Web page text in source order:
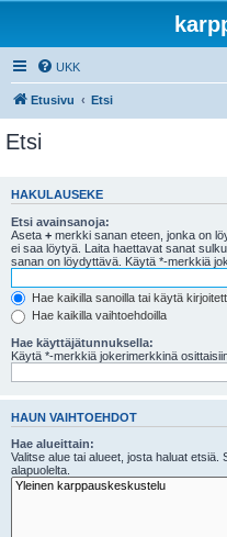
UKK
Etusivu Etsi
Etsi
HAKULAUSEKE
Etsi avainsanoja:
Aseta + merkki sanan eteen, jonka on
ei saa löytyä. Laita haettavat sanat
sanan on löydyttävä. Käytä *-merkkiä
Hae kaikilla sanoilla tai käytä
Hae kaikilla vaihtoehdoilla
Hae käyttäjätunnuksella:
Käytä *-merkkiä jokerimerkkinä
HAUN VAIHTOEHDOT
Hae alueittain:
Valitse alue tai alueet, josta haluat
alapuolelta.